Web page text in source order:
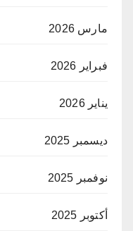
مارس 2026
فبراير 2026
يناير 2026
ديسمبر 2025
نوفمبر 2025
أكتوبر 2025